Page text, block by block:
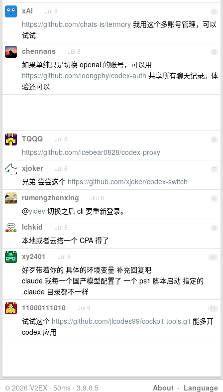
4
xAI Jul 8
https://github.com/chats-is/termory 我用这个多账号管理，可以
试试
5
chennans Jul 8
如果单纯只是切换 openai 的账号，可以用
https://github.com/loongphy/codex-auth 共享所有聊天记录。体
验还可以
6
TQQQ Jul 8
https://github.com/icebear0828/codex-proxy
7
xjoker Jul 8
兄弟 尝尝这个 https://github.com/xjoker/codex-switch
8
rumengzhenxing Jul 8
@yidev 切换之后 cli 要重新登录。
9
lchkid Jul 8
本地或者云搭一个 CPA 得了
10
xy2401 Jul 8
好歹带着你的 具体的环境变量 补充回复吧
claude 我每一个国产模型配置了 一个 ps1 脚本启动 指定的
.claude 目录都不一样
11
11000111010 Jul 9
试试这个 https://github.com/jlcodes99/cockpit-tools.git 能多开
codex 应用
About · Language
© 2026 V2EX · 50ms · 3.9.8.5